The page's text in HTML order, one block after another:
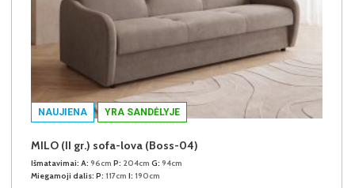
NAUJIENA YRA SANDĖLYJE
MILO (II gr.) sofa-lova (Boss-04)
Išmatavimai: A: 96cm P: 204cm G: 94cm
Miegamoji dalis: P: 117cm I: 190cm